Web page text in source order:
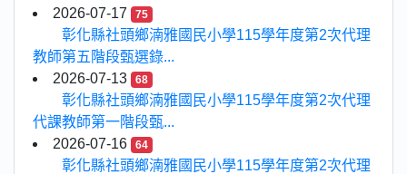
2026-07-17
75
彰化縣社頭鄉湳雅國民小學115學年度第2次代理
教師第五階段甄選錄...
2026-07-13
68
彰化縣社頭鄉湳雅國民小學115學年度第2次代理
代課教師第一階段甄...
2026-07-16
64
彰化縣社頭鄉湳雅國民小學115學年度第2次代理